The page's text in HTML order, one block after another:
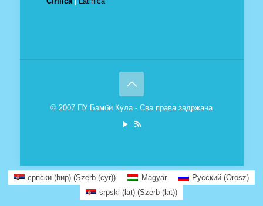
© 2007 ПУ Бамби Кула - Сва права задржана
српски (ћир) (Szerb (cyr)) Magyar Русский(Orosz)
srpski (lat) (Szerb (lat))